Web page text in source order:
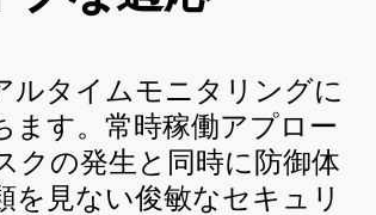
ルタイムモニタリングに
ます。常時稼働アプロー
クの発生と同時に防御体
を見ない俊敏なセキュリ